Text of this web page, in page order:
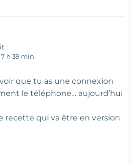
:
h 39 min
que tu as une connexion
le téléphone… aujourd’hui
recette qui va être en version